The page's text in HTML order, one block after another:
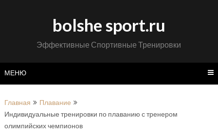
bolshe sport.ru
Эффективные Спортивные Тренировки
МЕНЮ
Главная
Плавание
Индивидуальные тренировки по плаванию с тренером
олимпийских чемпионов